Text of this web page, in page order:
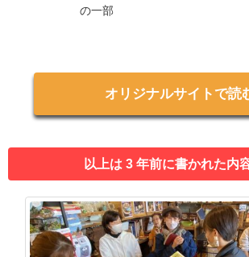
の一部
オリジナルサイトで読
以上は 3 年前に書かれた内